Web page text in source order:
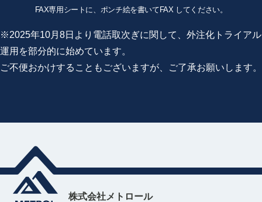
FAX専用シートに、ポンチ絵を書いてFAX してください。
※2025年10月8日より電話取次ぎに関して、外注化トライアル
運用を部分的に始めています。
ご不便おかけすることもございますが、ご了承お願いします。
株式会社メトロール